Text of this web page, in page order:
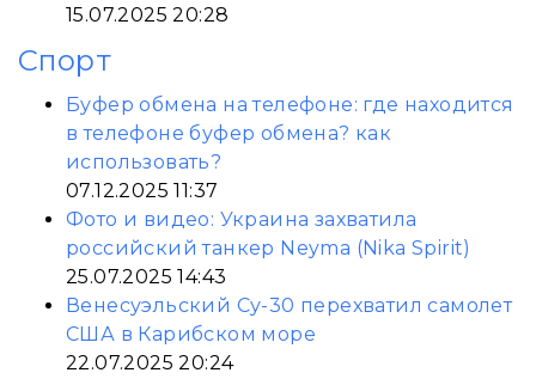
15.07.2025 20:28
Спорт
Буфер обмена на телефоне: где находится
в телефоне буфер обмена? как
использовать?
07.12.2025 11:37
Фото и видео: Украина захватила
российский танкер Neyma (Nika Spirit)
25.07.2025 14:43
Венесуэльский Су-30 перехватил самолет
США в Карибском море
22.07.2025 20:24